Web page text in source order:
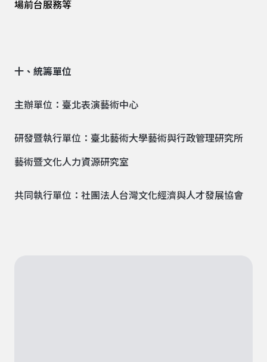
場前台服務等
十、統籌單位
主辦單位：臺北表演藝術中心
研發暨執行單位：臺北藝術大學藝術與行政管理研究所
藝術暨文化人力資源研究室
共同執行單位：社團法人台灣文化經濟與人才發展協會